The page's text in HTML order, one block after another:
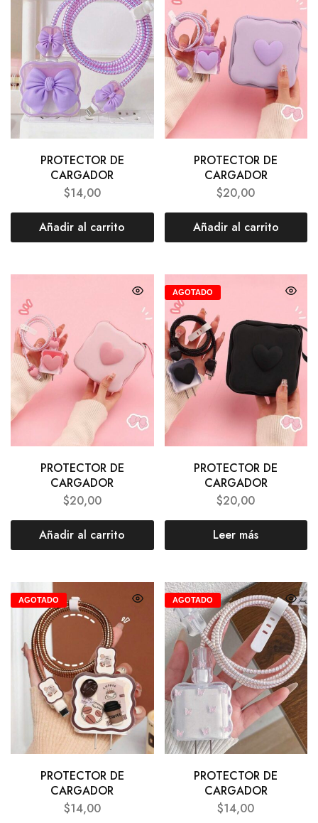
PROTECTOR DE
CARGADOR
$14,00
Añadir al carrito
PROTECTOR DE
CARGADOR
$20,00
Añadir al carrito
PROTECTOR DE
CARGADOR
$20,00
Añadir al carrito
AGOTADO
PROTECTOR DE
CARGADOR
$20,00
Leer más
AGOTADO
PROTECTOR DE
CARGADOR
$14,00
AGOTADO
PROTECTOR DE
CARGADOR
$14,00